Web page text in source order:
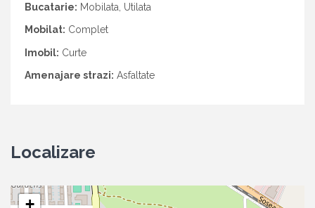
Bucatarie: Mobilata, Utilata
Mobilat: Complet
Imobil: Curte
Amenajare strazi: Asfaltate
Localizare
+